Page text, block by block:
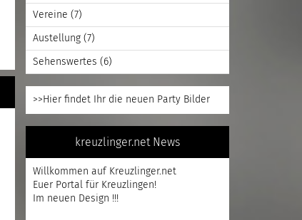
Vereine (7)
Austellung (7)
Sehenswertes (6)
>>Hier findet Ihr die neuen Party Bilder
kreuzlinger.net News
Willkommen auf Kreuzlinger.net
Euer Portal für Kreuzlingen!
Im neuen Design !!!